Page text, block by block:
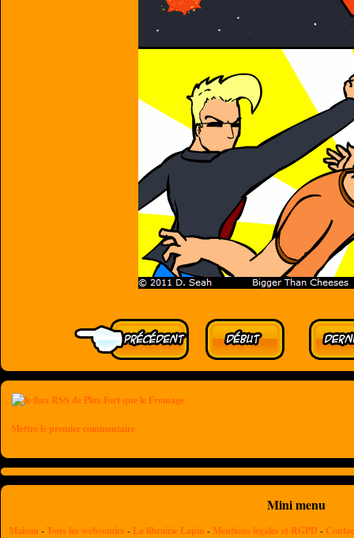
Mettre le premier commentaire
Mini menu
Maison -Tous les webcomics - La librairie Lapin - Mentions légales et RGPD -